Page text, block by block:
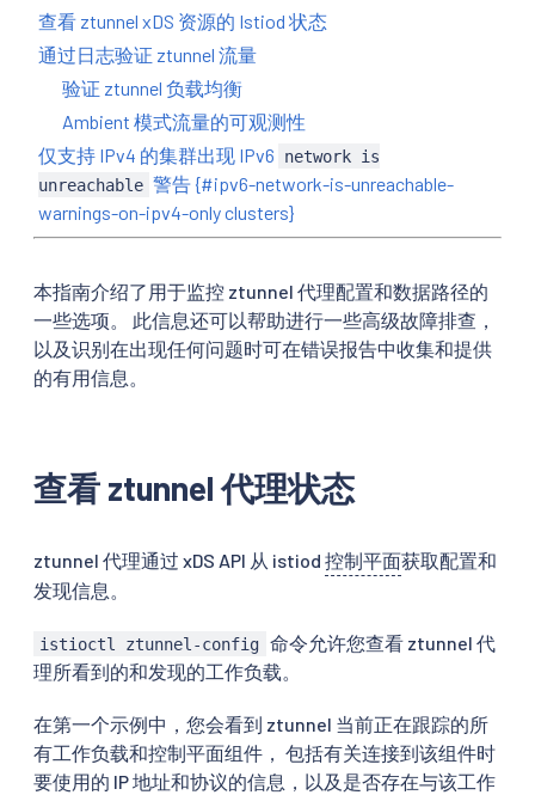
查看 ztunnel xDS 资源的 Istiod 状态
通过日志验证 ztunnel 流量
验证 ztunnel 负载均衡
Ambient 模式流量的可观测性
仅支持 IPv4 的集群出现 IPv6
network is
unreachable 警告 {#ipv6-network-is-unreachable-
warnings-on-ipv4-only clusters}
本指南介绍了用于监控 ztunnel 代理配置和数据路径的
一些选项。 此信息还可以帮助进行一些高级故障排查，
以及识别在出现任何问题时可在错误报告中收集和提供
的有用信息。
查看 ztunnel 代理状态
ztunnel 代理通过 xDS API 从 istiod 控制平面获取配置和
发现信息。
istioctl ztunnel-config 命令允许您查看 ztunnel 代
理所看到的和发现的工作负载。
在第一个示例中，您会看到 ztunnel 当前正在跟踪的所
有工作负载和控制平面组件， 包括有关连接到该组件时
要使用的 IP 地址和协议的信息，以及是否存在与该工作